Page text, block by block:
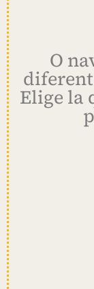
O
Elige la